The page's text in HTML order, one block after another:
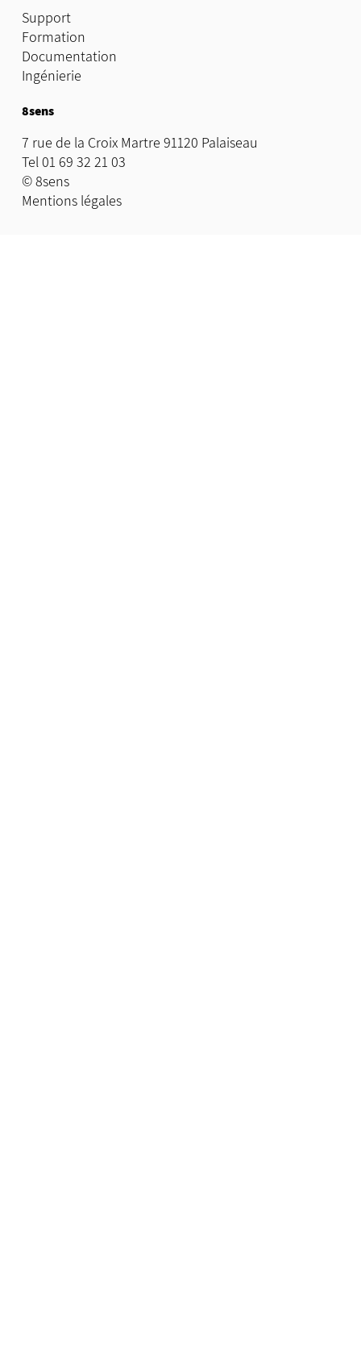
Support
Formation
Documentation
Ingénierie
8sens
7 rue de la Croix Martre 91120 Palaiseau
Tel 01 69 32 21 03
© 8sens
Mentions légales